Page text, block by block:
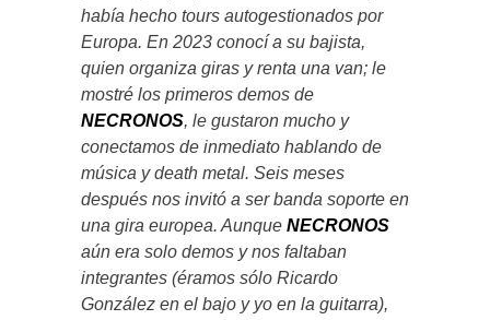
había hecho tours autogestionados por
Europa. En 2023 conocí a su bajista,
quien organiza giras y renta una van; le
mostré los primeros demos de
NECRONOS, le gustaron mucho y
conectamos de inmediato hablando de
música y death metal. Seis meses
después nos invitó a ser banda soporte en
una gira europea. Aunque NECRONOS
aún era solo demos y nos faltaban
integrantes (éramos sólo Ricardo
González en el bajo y yo en la guitarra),